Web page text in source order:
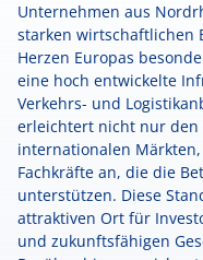
Unternehmen aus
starken wirtschaftlichen
Herzen Europas
eine hoch entwickelte
Verkehrs- und
erleichtert nicht nur den
internationalen
Fachkräfte an, die die
unterstützen. Diese
attraktiven Ort für
und zukunftsfähigen